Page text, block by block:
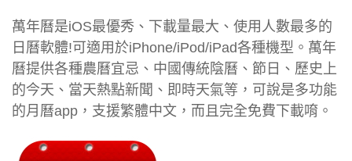
萬年曆是iOS最優秀、下載量最大、使用人數最多的
日曆軟體!可適用於iPhone/iPod/iPad各種機型。萬年
曆提供各種農曆宜忌、中國傳統陰曆、節日、歷史上
的今天、當天熱點新聞、即時天氣等，可說是多功能
的月曆app，支援繁體中文，而且完全免費下載唷。